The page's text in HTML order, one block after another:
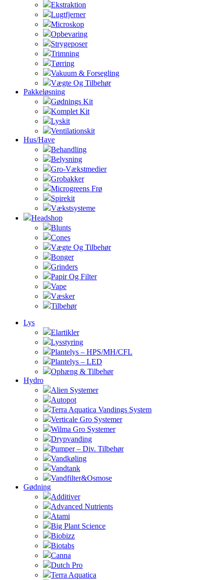
Ekstraktion
Lugtfjerner
Microskop
Opbevaring
Strygeposer
Trimning
Tørring
Vakuum & Forsegling
Vægte Og Tilbehør
Pakkeløsning
Gødnings Kit
Komplet Kit
Lyskit
Ventilationskit
Hus/Have
Behandling
Belysning
Gro-Vækstmedier
Grobakker
Microgreens Frø
Spirekit
Vækstsysteme
Headshop
Blunts
Cones
Vægte Og Tilbehør
Bonger
Grinders
Papir Og Filter
Vape
Væsker
Tilbehør
Lys
Elartikler
Lysstyring
Plantelys – HPS/MH/CFL
Plantelys – LED
Ophæng & Tilbehør
Hydro
Alien Systemer
Autopot
Terra Aquatica Vandings System
Verticale Gro Systemer
Wilma Gro Systemer
Drypvanding
Pumper – Div. Tilbehør
Vandkøling
Vandtank
Vandfilter&Osmose
Gødning
Additiver
Advanced Nutrients
Atami
Big Plant Science
Biobizz
Biotabs
Canna
Dutch Pro
Terra Aquatica